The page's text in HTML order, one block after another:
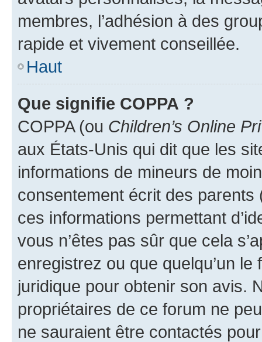
membres, l’adhésion à des
rapide et vivement conseillée.
Haut
Que signifie COPPA ?
COPPA (ou Children’s Online
aux États-Unis qui dit que les
informations de mineurs de
consentement écrit des parents
ces informations permettant
vous n’êtes pas sûr que cela
enregistrez ou que quelqu’un
juridique pour obtenir son avis.
propriétaires de ce forum ne
ne sauraient être contactés